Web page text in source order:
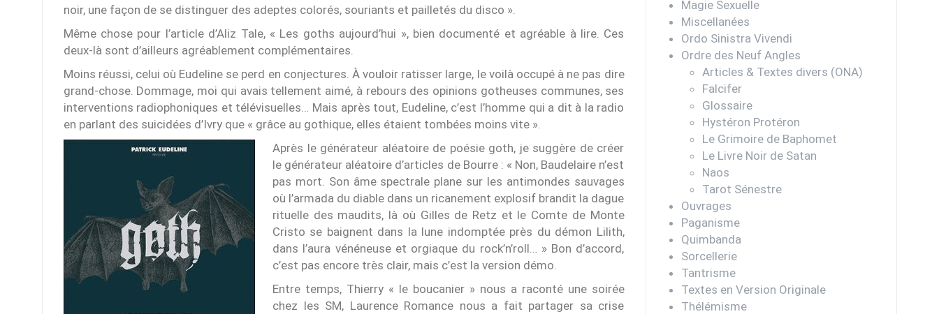
noir, une façon de se distinguer des adeptes colorés, souriants et pailletés du disco ».
Même chose pour l’article d’Aliz Tale, « Les goths aujourd’hui », bien documenté et agréable à lire. Ces
deux-là sont d’ailleurs agréablement complémentaires.
Moins réussi, celui où Eudeline se perd en conjectures. À vouloir ratisser large, le voilà occupé à ne pas dire
grand-chose. Dommage, moi qui avais tellement aimé, à rebours des opinions gotheuses communes, ses
interventions radiophoniques et télévisuelles… Mais après tout, Eudeline, c’est l’homme qui a dit à la radio
en parlant des suicidées d’Ivry que « grâce au gothique, elles étaient tombées moins vite ».
Après le générateur aléatoire de poésie goth, je suggère de créer
le générateur aléatoire d’articles de Bourre : « Non, Baudelaire n’est
pas mort. Son âme spectrale plane sur les antimondes sauvages
où l’armada du diable dans un ricanement explosif brandit la dague
rituelle des maudits, là où Gilles de Retz et le Comte de Monte
Cristo se baignent dans la lune indomptée près du démon Lilith,
dans l’aura vénéneuse et orgiaque du rock’n’roll… » Bon d’accord,
c’est pas encore très clair, mais c’est la version démo.
Entre temps, Thierry « le boucanier » nous a raconté une soirée
chez les SM, Laurence Romance nous a fait partager sa crise
Magie Sexuelle
Miscellanées
Ordo Sinistra Vivendi
Ordre des Neuf Angles
Articles & Textes divers (ONA)
Falcifer
Glossaire
Hystéron Protéron
Le Grimoire de Baphomet
Le Livre Noir de Satan
Naos
Tarot Sénestre
Ouvrages
Paganisme
Quimbanda
Sorcellerie
Tantrisme
Textes en Version Originale
Thélémisme